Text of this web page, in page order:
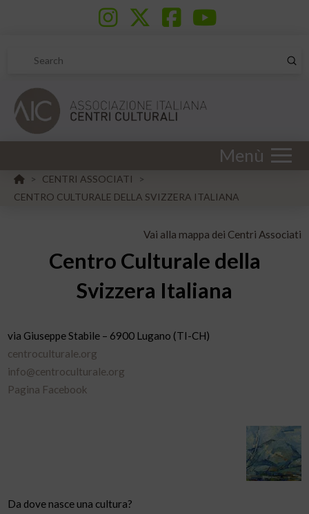
Search
Menù
HOME
> CENTRI ASSOCIATI
>
CENTRO CULTURALE DELLA SVIZZERA ITALIANA
Vai alla mappa dei Centri Associati
Centro Culturale della
Svizzera Italiana
via Giuseppe Stabile – 6900 Lugano (TI-CH)
centroculturale.org
info@centroculturale.org
Pagina Facebook
Da dove nasce una cultura?